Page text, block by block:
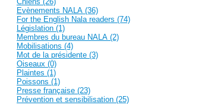
Evènements NALA (36)
For the English Nala readers (74)
Législation (1)
Membres du bureau NALA (2)
Mobilisations (4)
Mot de la présidente (3)
Oiseaux (0)
Plaintes (1)
Poissons (1)
Presse française (23)
Prévention et sensibilisation (25)